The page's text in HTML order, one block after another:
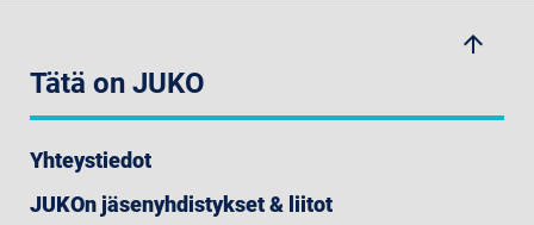
arrow_upwards
Tätä on JUKO
Yhteystiedot
JUKOn jäsenyhdistykset & liitot